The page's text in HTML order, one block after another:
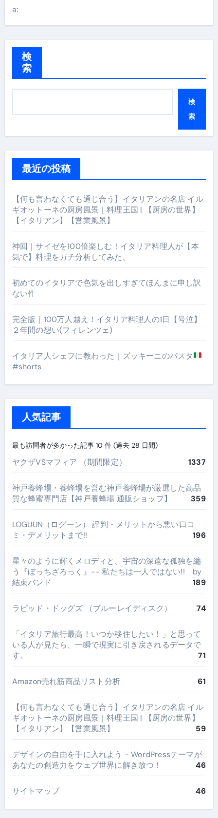
a:
検
索
検
索
最近の投稿
【何も言わなくても通じ合う】イタリアンの名店 イル
ギオットーネの厨房風景｜料理王国 | 【厨房の世界】
【イタリアン】【営業風景】
神回｜サイゼを100倍楽しむ！イタリア料理人が【本
気で】料理をガチ分析してみた。
初めてのイタリアで色気を出しすぎてほんまに申し訳
ない件
完全版｜100万人越え！イタリア料理人の1日【号泣】
２年間の想い(フィレンツェ)
イタリア人シェフに教わった｜ズッキーニのパスタ
#shorts
人気記事
最も訪問者が多かった記事 10 件 (過去 28 日間)
ヤクザVSマフィア （期間限定） 1337
神戸養蜂場・養蜂場を営む神戸養蜂場が厳選した高品
質な蜂蜜専門店【神戸養蜂場 通販ショップ】
359
LOGUUN（ログーン） 評判・メリットから悪い口コ
ミ・デメリットまで!!
196
星々のように輝くメロディと、宇宙の深遠な孤独を纏
う『ぼっちざろっく』-- 私たちは一人ではない!! by
結束バンド
189
ラビッド・ドッグズ （ブルーレイディスク） 74
​「イタリア旅行最高！いつか移住したい！」と思って
いる人が見たら、一瞬で現実に引き戻されるデータで
す。
71
Amazon売れ筋商品リスト分析 61
【何も言わなくても通じ合う】イタリアンの名店 イル
ギオットーネの厨房風景｜料理王国 | 【厨房の世界】
【イタリアン】【営業風景】
59
デザインの自由を手に入れよう - WordPressテーマが
あなたの創造力をウェブ世界に解き放つ！
46
サイトマップ 46